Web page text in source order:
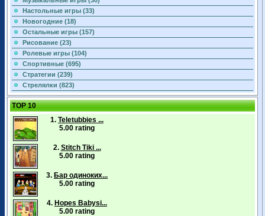
Настольные игры (33)
Новогодние (18)
Остальные игры (157)
Рисование (23)
Ролевые игры (104)
Спортивные (695)
Стратегии (239)
Стрелялки (823)
TOP 10
1. Teletubbies ...
5.00 rating
2. Stitch Tiki ...
5.00 rating
3. Бар одиноких...
5.00 rating
4. Hopes Babysi...
5.00 rating